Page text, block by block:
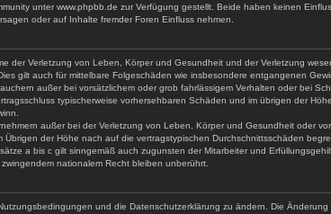
unter www.phpbb.de zur Verfügung gestellt. Beide haben keinen
oder auf Inhalte fremder Foren Einfluss nehmen.
der Verletzung von Leben, Körper und Gesundheit und der Verletzung
gilt auch für mittelbare Folgeschäden wie insbesondere entgangenen
außer bei vorsätzlichem oder grob fahrlässigem Verhalten oder bei
typischerweise vorhersehbaren Schäden und im übrigen der
außer bei der Verletzung von Leben, Körper und Gesundheit oder
Übrigen der Höhe nach auf die vertragstypischen Durchschnittsschäden
a bis c gilt sinngemäß auch zugunsten der Mitarbeiter und
nationalem Recht bleiben unberührt.
und die Datenschutzerklärung zu ändern. Die Änderung